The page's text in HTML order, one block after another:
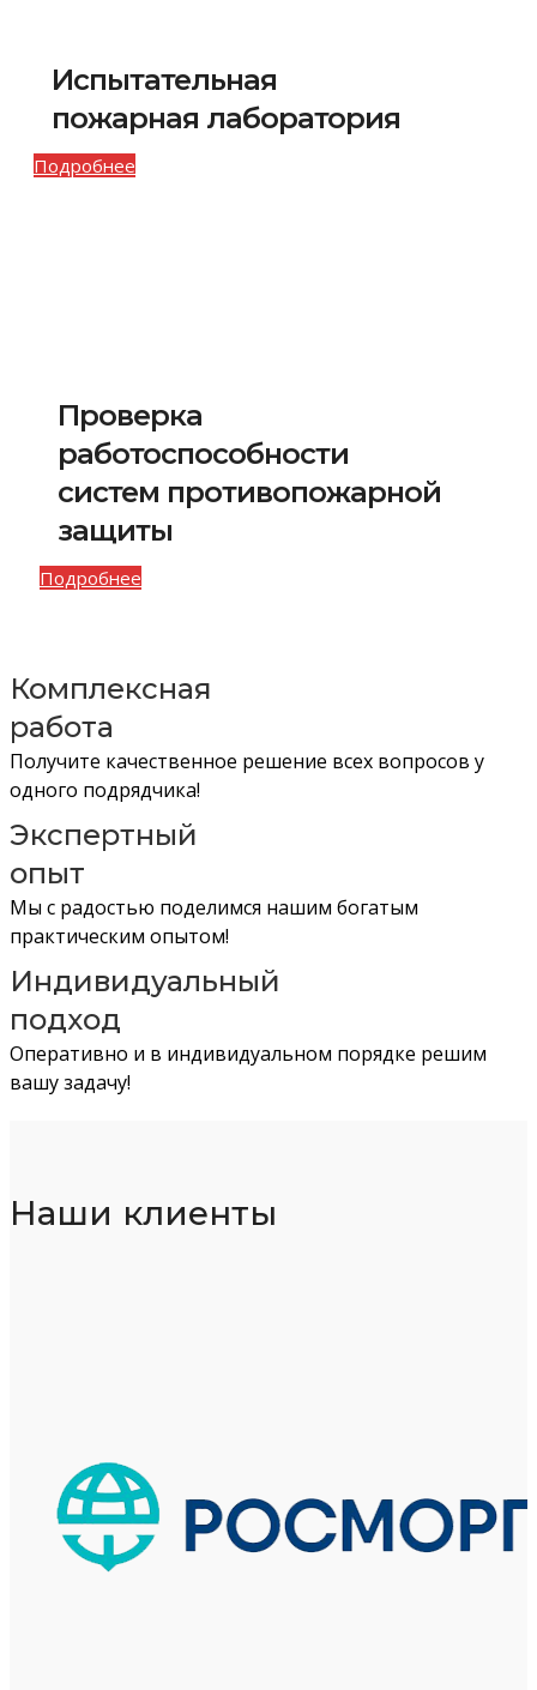
Испытательная
пожарная лаборатория
Подробнее
Проверка
работоспособности
систем противопожарной
защиты
Подробнее
Комплексная
работа
Получите качественное решение всех вопросов у
одного подрядчика!
Экспертный
опыт
Мы с радостью поделимся нашим богатым
практическим опытом!
Индивидуальный
подход
Оперативно и в индивидуальном порядке решим
вашу задачу!
Наши клиенты